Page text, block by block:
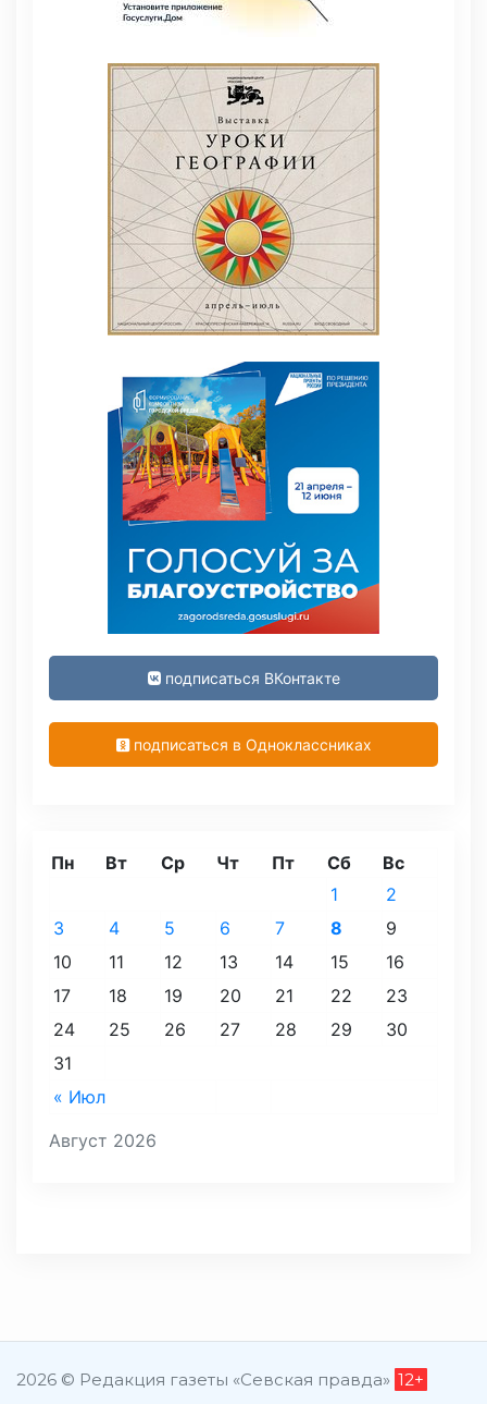
подписаться ВКонтакте
подписаться в Одноклассниках
Август 2026
Пн Вт Ср Чт Пт Сб Вс
« Июл
1
2
3
4 5 6 7 8
9
10
11 12 13 14 15
16
17
18 19 20 21 22
23
24
25 26 27 28 29
30
31
2026 © Редакция газеты «Севская правда» 12+